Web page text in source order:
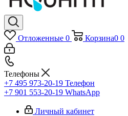
Отложенные 0 Корзина0 0
Телефоны
+7 495 973-20-19 Телефон
+7 901 553-20-19 WhatsApp
Личный кабинет